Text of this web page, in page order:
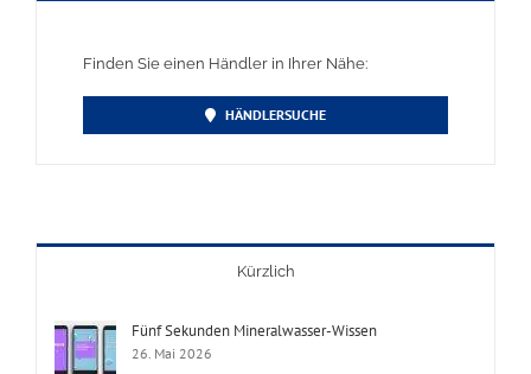
Finden Sie einen Händler in Ihrer Nähe:
HÄNDLERSUCHE
Kürzlich
Fünf Sekunden Mineralwasser-Wissen
26. Mai 2026